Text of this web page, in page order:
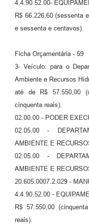
4.4.90.52.00-
R$ 66.226,60 (sessenta
e sessenta e centavos).
Ficha Orçamentária - 59
3- Veículo: para o
Ambiente e Recursos
até de R$ 57.550,00
cinquenta reais).
02.00.00 - PODER
02.05.00 -
AMBIENTE E
02.05.00 -
AMBIENTE E
20.605.0007.2.029 -
4.4.90.52.00 -
R$ 57.550,00
reais).